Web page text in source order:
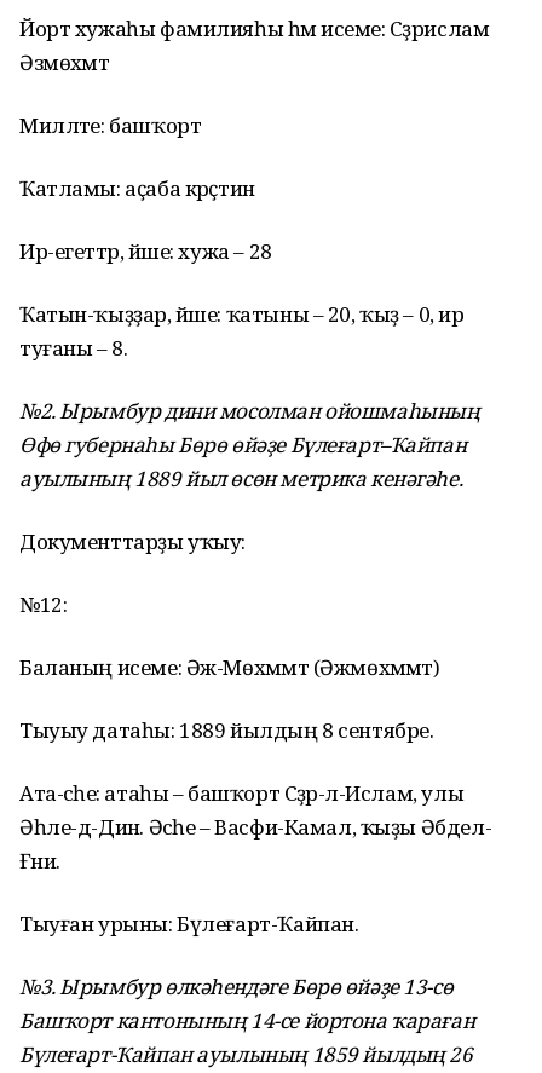
Йорт хужаһы фамилияһы һәм исеме: Сәҙрислам
Әзмөхәмәт
Милләте: башҡорт
Ҡатламы: аҫаба крәҫтиән
Ир-егеттәр, йәше: хужа – 28
Ҡатын-ҡыҙҙар, йәше: ҡатыны – 20, ҡыҙ – 0, ир
туғаны – 8.
№2. Ырымбур дини мосолман ойошмаһының
Өфө губернаһы Бөрө өйәҙе Бүлеғарт–Ҡайпан
ауылының 1889 йыл өсөн метрика кенәгәһе.
Документтарҙы уҡыу:
№12:
Баланың исеме: Әж-Мөхәммәт (Әжмөхәммәт)
Тыуыу датаһы: 1889 йылдың 8 сентябре.
Ата-әсәһе: атаһы – башҡорт Сәҙр-әл-Ислам, улы
Әһле-д-Динә. Әсәһе – Васфи-Камал, ҡыҙы Әбдел-
Ғәни.
Тыуған урыны: Бүлеғарт-Ҡайпан.
№3. Ырымбур өлкәһендәге Бөрө өйәҙе 13-сө
Башҡорт кантонының 14-се йортона ҡараған
Бүлеғарт-Ҡайпан ауылының 1859 йылдың 26